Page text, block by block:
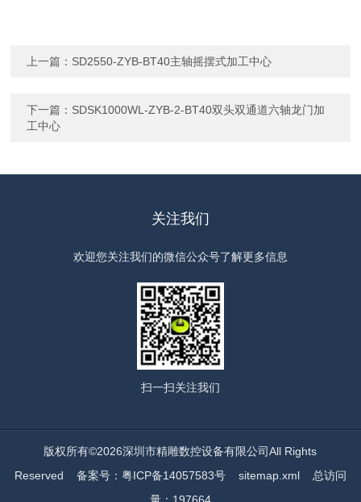
上一篇： SD2550-ZYB-BT40主轴摇摆式加工中心
下一篇： SDSK1000WL-ZYB-2-BT40双头双通道六轴龙门加
工中心
关注我们
欢迎您关注我们的微信公众号了解更多信息
扫一扫关注我们
版权所有©2026深圳市精雕数控设备有限公司All Rights
Reserved 备案号：粤ICP备14057583号 sitemap.xml总访问